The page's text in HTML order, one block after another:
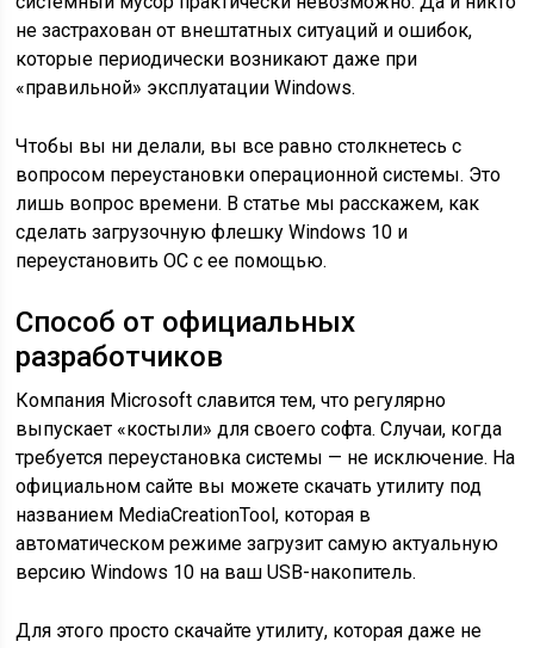
не застрахован от внештатных ситуаций и ошибок,
которые периодически возникают даже при
«правильной» эксплуатации Windows.
Чтобы вы ни делали, вы все равно столкнетесь с
вопросом переустановки операционной системы. Это
лишь вопрос времени. В статье мы расскажем, как
сделать загрузочную флешку Windows 10 и
переустановить ОС с ее помощью.
Способ от официальных
разработчиков
Компания Microsoft славится тем, что регулярно
выпускает «костыли» для своего софта. Случаи, когда
требуется переустановка системы — не исключение. На
официальном сайте вы можете скачать утилиту под
названием MediaCreationTool, которая в
автоматическом режиме загрузит самую актуальную
версию Windows 10 на ваш USB-накопитель.
Для этого просто скачайте утилиту, которая даже не